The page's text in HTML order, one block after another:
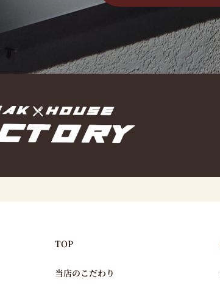
TOP
当店のこだわり